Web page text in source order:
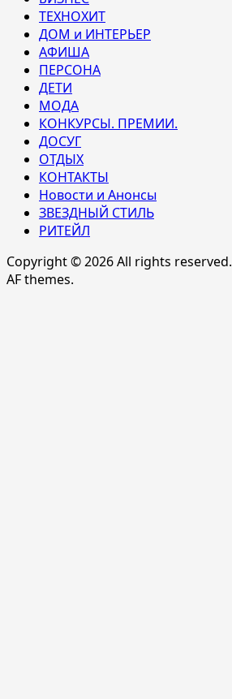
ТЕХНОХИТ
ДОМ и ИНТЕРЬЕР
АФИША
ПЕРСОНА
ДЕТИ
МОДА
КОНКУРСЫ. ПРЕМИИ.
ДОСУГ
ОТДЫХ
КОНТАКТЫ
Новости и Анонсы
ЗВЕЗДНЫЙ СТИЛЬ
РИТЕЙЛ
Copyright © 2026 All rights reserved.
AF themes.